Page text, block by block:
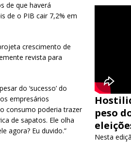
de que haverá
de o PIB cair 7,2% em
crescimento de
revista para
do ‘sucesso’ do
empresários
consumo poderia trazer
de sapatos. Ele olha
agora? Eu duvido.”
peso
Nesta